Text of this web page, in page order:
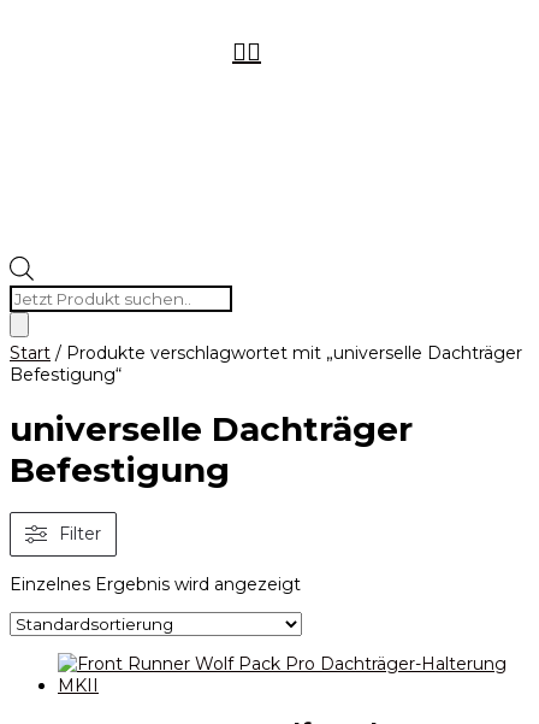
Products
search

Start / Produkte verschlagwortet mit „universelle Dachträger
Befestigung“
universelle Dachträger
Befestigung
Filter
Einzelnes Ergebnis wird angezeigt